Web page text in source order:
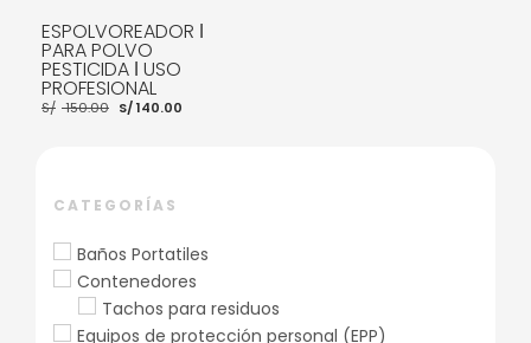
ESPOLVOREADOR ǀ
PARA POLVO
PESTICIDA ǀ USO
PROFESIONAL
S/ 150.00 El
precio
S/140.00
AÑADIR AL CARRITO
CATEGORÍAS
Baños Portatiles
Contenedores
Tachos para residuos
Equipos de protección personal (EPP)